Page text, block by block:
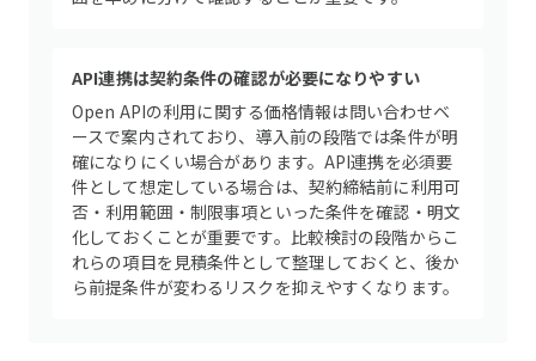
API連携は契約条件の確認が必要になりやすい
Open APIの利用に関する価格情報は問い合わせベ
ースで案内されており、導入前の段階では条件が明
確になりにくい場合があります。API連携を必須要
件として想定している場合は、契約締結前に利用可
否・利用範囲・制限事項といった条件を確認・明文
化しておくことが重要です。比較検討の段階からこ
れらの項目を見積条件として整理しておくと、後か
ら前提条件が変わるリスクを抑えやすくなります。